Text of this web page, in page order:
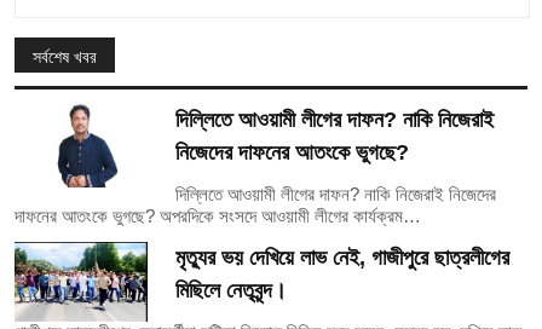
সর্বশেষ খবর
দিল্লিতে আওয়ামী লীগের দাফন? নাকি নিজেরাই
নিজেদের দাফনের আতংকে ভুগছে?
দিল্লিতে আওয়ামী লীগের দাফন? নাকি নিজেরাই নিজেদের
দাফনের আতংকে ভুগছে? অপরদিকে সংসদে আওয়ামী লীগের কার্যক্রম…
মৃত্যুর ভয় দেখিয়ে লাভ নেই, গাজীপুরে ছাত্রলীগের
মিছিলে নেতৃবৃন্দ।